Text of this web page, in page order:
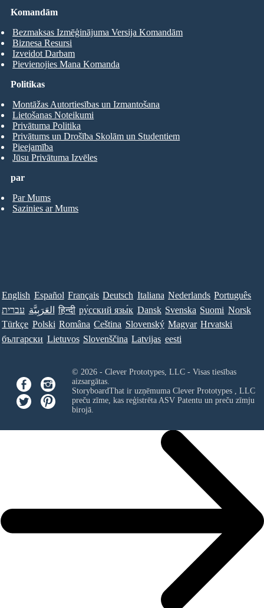
Komandām
Bezmaksas Izmēģinājuma Versija Komandām
Biznesa Resursi
Izveidot Darbam
Pievienojies Mana Komanda
par
Par Mums
Sazinies ar Mums
Politikas
Montāžas Autortiesības un Izmantošana
Lietošanas Noteikumi
Privātuma Politika
Privātums un Drošība Skolām un Studentiem
Pieejamība
Jūsu Privātuma Izvēles
English Español Français Deutsch Italiana Nederlands Português
עברית العَرَبِيَّة हिन्दी ру́сский язы́к Dansk Svenska Suomi Norsk
Türkçe Polski Româna Ceština Slovenský Magyar Hrvatski
български Lietuvos Slovenščina Latvijas eesti
© 2026 - Clever Prototypes, LLC - Visas tiesības
aizsargātas.
StoryboardThat ir uzņēmuma Clever Prototypes , LLC
preču zīme, kas reģistrēta ASV Patentu un preču zīmju
birojā.